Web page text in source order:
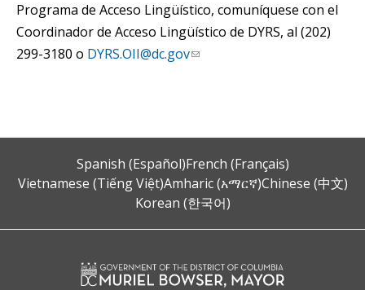
Programa de Acceso Lingüístico, comuníquese con el
Coordinador de Acceso Lingüístico de DYRS, al (202)
299-3180 o DYRS.OII@dc.gov
Spanish (Español)French (Français)
Vietnamese (Tiếng Việt)Amharic (አማርኛ)Chinese (中文)
Korean (한국어)